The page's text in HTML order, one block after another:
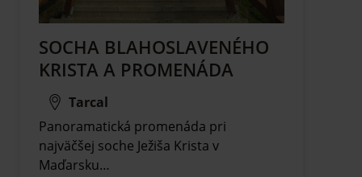
SOCHA BLAHOSLAVENÉHO
KRISTA A PROMENÁDA
Tarcal
Panoramatická promenáda pri
najväčšej soche Ježiša Krista v
Maďarsku…